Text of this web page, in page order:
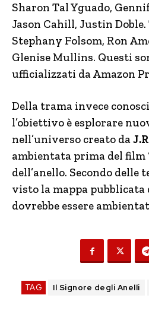
Sharon Tal Yguado,
Jason Cahill, Justin
Stephany Folsom, Ron
Glenise Mullins. Questi
ufficializzati da Amazon
Della trama invece
l’obiettivo è esplorare
nell’universo creato da
ambientata prima del film
dell’anello. Secondo delle
visto la mappa pubblicata
dovrebbe essere
TAG Il Signore degli Anelli